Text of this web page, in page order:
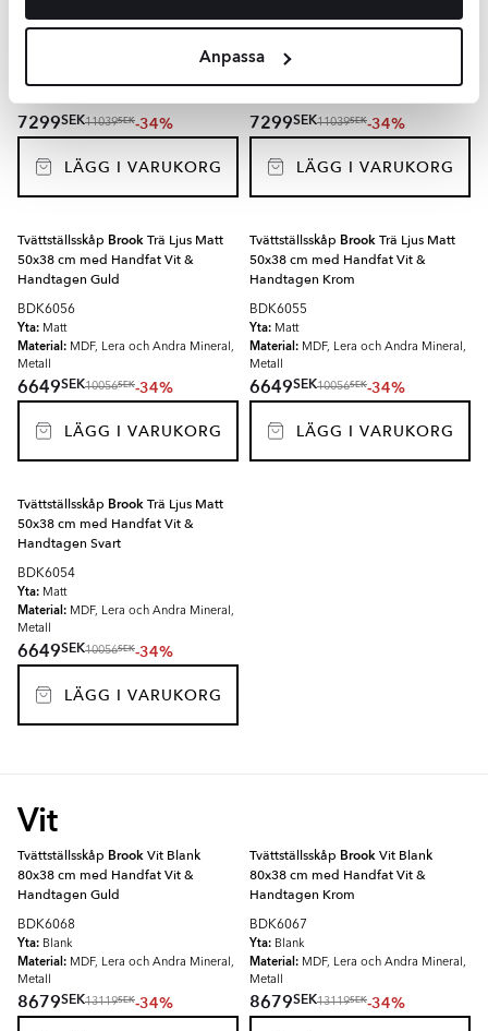
Anpassa
Handtagen Krom
Material:MDF, Lera och Andra Mineral,
7299SEK11039SEK-34%
LÄGG I VARUKORG
Yta: Matt
Material:MDF, Lera och Andra Mineral,
7299SEK11039SEK-34%
LÄGG I VARUKORG
Tvättställsskåp BrookTrä Ljus Matt
50x38 cm med Handfat Vit &
Handtagen Guld
BDK6056
Yta: Matt
Material: MDF, Lera och Andra Mineral,
Metall
6649SEK10056SEK-34%
LÄGG I VARUKORG
Tvättställsskåp BrookTrä Ljus Matt
50x38 cm med Handfat Vit &
Handtagen Krom
BDK6055
Yta: Matt
Material: MDF, Lera och Andra Mineral,
Metall
6649SEK10056SEK-34%
LÄGG I VARUKORG
Tvättställsskåp BrookTrä Ljus Matt
50x38 cm med Handfat Vit &
Handtagen Svart
BDK6054
Yta: Matt
Material: MDF, Lera och Andra Mineral,
Metall
6649SEK10056SEK-34%
LÄGG I VARUKORG
Vit
Tvättställsskåp BrookVit Blank
80x38 cm med Handfat Vit &
Handtagen Guld
BDK6068
Yta: Blank
Material: MDF, Lera och Andra Mineral,
Metall
8679SEK13119SEK-34%
Tvättställsskåp BrookVit Blank
80x38 cm med Handfat Vit &
Handtagen Krom
BDK6067
Yta: Blank
Material: MDF, Lera och Andra Mineral,
Metall
8679SEK13119SEK-34%